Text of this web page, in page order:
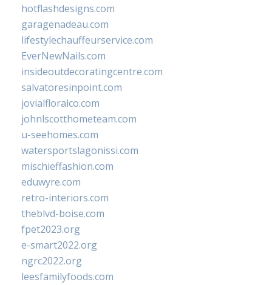
hotflashdesigns.com
garagenadeau.com
lifestylechauffeurservice.com
EverNewNails.com
insideoutdecoratingcentre.com
salvatoresinpoint.com
jovialfloralco.com
johnlscotthometeam.com
u-seehomes.com
watersportslagonissi.com
mischieffashion.com
eduwyre.com
retro-interiors.com
theblvd-boise.com
fpet2023.org
e-smart2022.org
ngrc2022.org
leesfamilyfoods.com